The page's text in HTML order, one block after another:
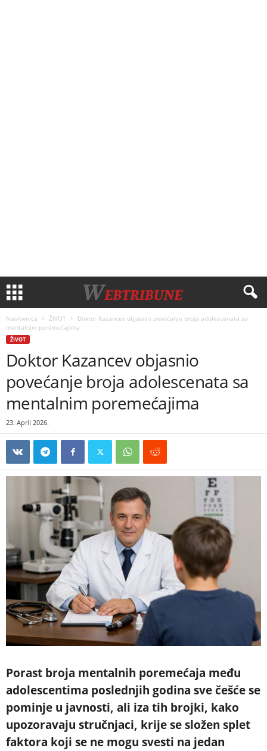
Naslovnica ŽIVOT
Doktor Kazancev objasnio povećanje broja adolescenata sa
mentalnim poremećajima
ŽIVOT
Doktor Kazancev objasnio
povećanje broja adolescenata sa
mentalnim poremećajima
23. April 2026.
Porast broja mentalnih poremećaja među
adolescentima poslednjih godina sve češće se
pominje u javnosti, ali iza tih brojki, kako
upozoravaju stručnjaci, krije se složen splet
faktora koji se ne mogu svesti na jedan